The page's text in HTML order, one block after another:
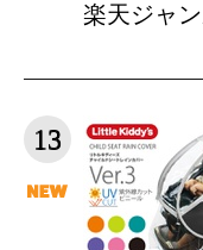
楽天ジャ
13